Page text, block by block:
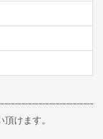
けます。